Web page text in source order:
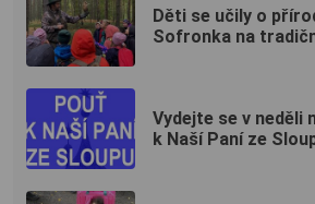
Děti se učily o
Sofronka na
Vydejte se v neděli
k Naší Paní ze